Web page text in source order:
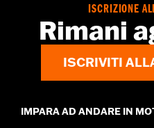
ISCRIZIONE
Rimani
ISCRIVITI
IMPARA AD ANDARE IN